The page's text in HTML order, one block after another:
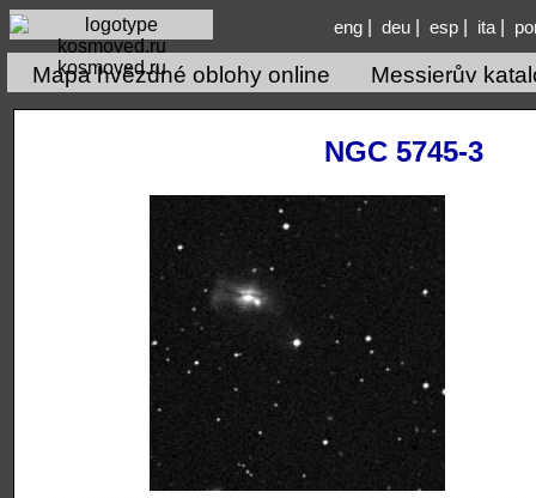
kosmoved.ru
eng| deu| esp| ita|
Mapa hvězdné oblohy online Messierův
NGC 5745-3